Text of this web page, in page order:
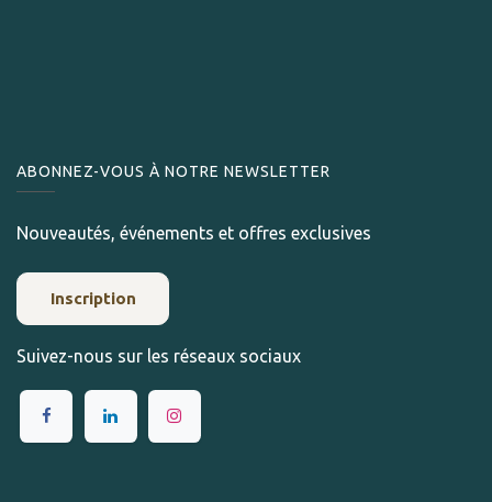
ABONNEZ-VOUS À NOTRE NEWSLETTER
Nouveautés, événements et offres exclusives
Inscription
Suivez-nous sur les réseaux sociaux